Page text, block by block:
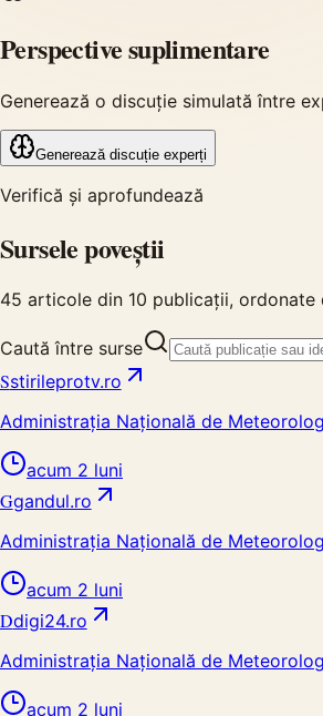
Perspective suplimentare
Generează o discuție simulată între
Generează discuție experți
Verifică și aprofundează
Sursele poveștii
45 articole din 10 publicații, ordonate
Caută între surse
Sstirileprotv.ro
Administrația Națională de
acum 2 luni
Ggandul.ro
Administrația Națională de
acum 2 luni
Ddigi24.ro
Administrația Națională de
acum 2 luni